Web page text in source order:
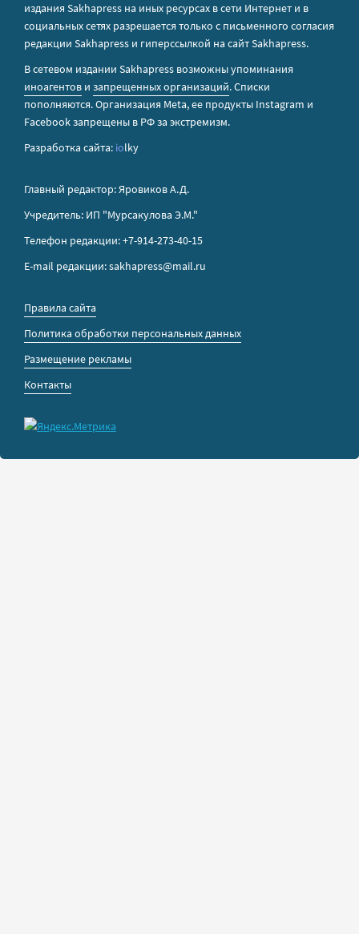
издания Sakhapress на иных ресурсах в сети Интернет и в
социальных сетях разрешается только с письменного согласия
редакции Sakhapress и гиперссылкой на сайт Sakhapress.
В сетевом издании Sakhapress возможны упоминания
иноагентов и запрещенных организаций. Списки
пополняются. Организация Metа, ее продукты Instagram и
Facebook запрещены в РФ за экстремизм.
Разработка сайта: iolky
Главный редактор: Яровиков А.Д.
Учредитель: ИП "Мурсакулова Э.М."
Телефон редакции: +7-914-273-40-15
E-mail редакции: sakhapress@mail.ru
Правила сайта
Политика обработки персональных данных
Размещение рекламы
Контакты